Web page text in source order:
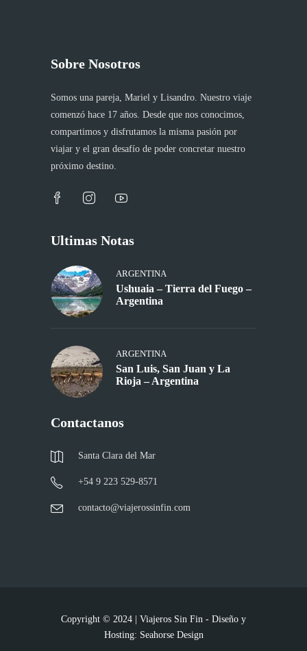
Sobre Nosotros
Somos una pareja, Mariel y Lisandro. Nuestro viaje
comenzó hace 17 años. Desde que nos conocimos,
compartimos y disfrutamos la misma pasión por
viajar y el gran desafío de poder concretar nuestro
próximo destino.
Ultimas Notas
ARGENTINA
Ushuaia – Tierra del Fuego –
Argentina
ARGENTINA
San Luis, San Juan y La
Rioja – Argentina
Contactanos
Santa Clara del Mar
+54 9 223 529-8571
contacto@viajerossinfin.com
Copyright © 2024 | Viajeros Sin Fin - Diseño y
Hosting: Seahorse Design